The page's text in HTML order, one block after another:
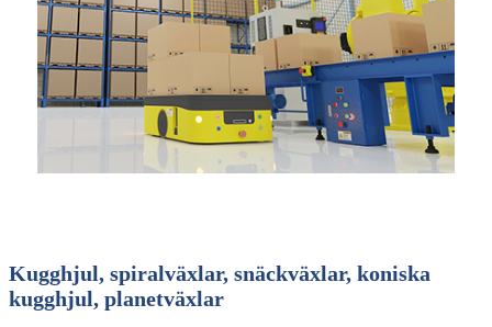
Kugghjul, spiralväxlar, snäckväxlar, koniska
kugghjul, planetväxlar